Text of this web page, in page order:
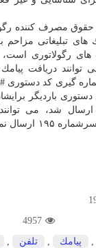
مصرف كننده
های تبلیغاتی مزاحم
های رگولاتوری
دریافت پیامك
باردیگر
ارسال شد، می
ارسال كننده پیامك
4957
پیامك تلفن